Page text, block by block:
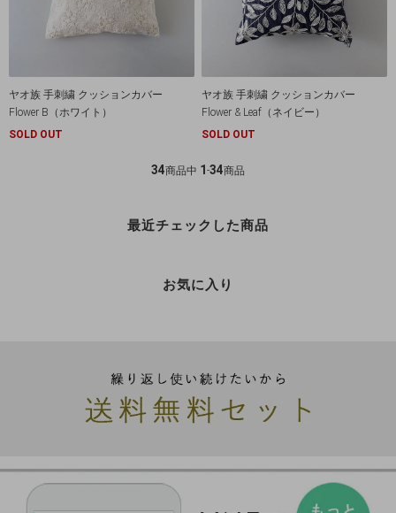
ヤオ族 手刺繍 クッションカバー
Flower B（ホワイト）
SOLD OUT
ヤオ族 手刺繍 クッションカバー
Flower & Leaf（ネイビー）
SOLD OUT
34商品中 1 -34商品
最近チェックした商品
お気に入り